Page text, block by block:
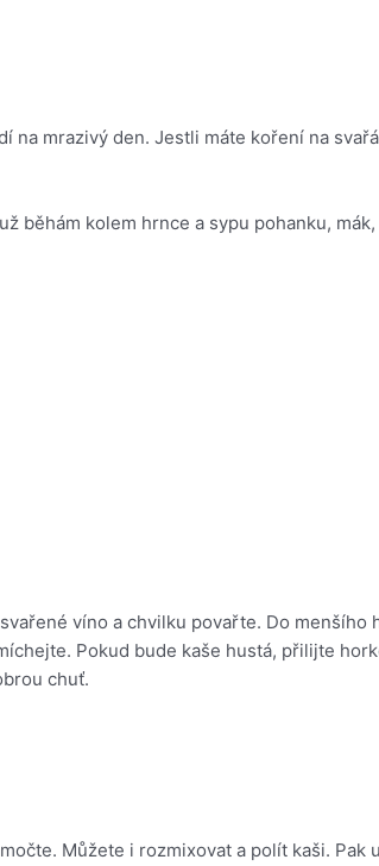
mrazivý den. Jestli máte koření na
běhám kolem hrnce a sypu pohanku,
víno a chvilku povařte. Do menšího
Pokud bude kaše hustá, přilijte
chuť.
Můžete i rozmixovat a polít kaši. Pak